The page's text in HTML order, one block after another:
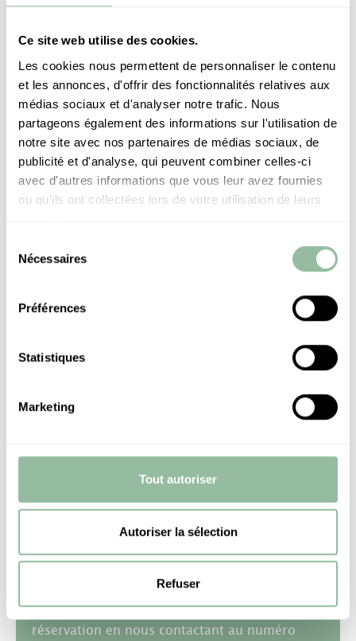
Ce site web utilise des cookies.
Les cookies nous permettent de personnaliser le contenu
et les annonces, d'offrir des fonctionnalités relatives aux
médias sociaux et d'analyser notre trafic. Nous
partageons également des informations sur l'utilisation de
notre site avec nos partenaires de médias sociaux, de
publicité et d'analyse, qui peuvent combiner celles-ci
avec d'autres informations que vous leur avez fournies
ou qu'ils ont collectées lors de votre utilisation de leurs
Nécessaires
Préférences
Statistiques
Marketing
Tout autoriser
Autoriser la sélection
Refuser
预约请求
时间
通过电话
réservation en nous contactant au numéro